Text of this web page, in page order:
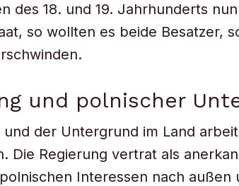
des 18. und 19. Jahrhunderts
so wollten es beide Besatzer,
und polnischer
und der Untergrund im Land
Die Regierung vertrat als
Interessen nach außen